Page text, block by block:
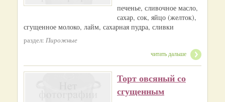
печенье, сливочное масло,
сахар, сок, яйцо (желток),
сгущенное молоко, лайм, сахарная пудра, сливки
раздел: Пирожные
читать дальше
Торт овсяный со
сгущенным